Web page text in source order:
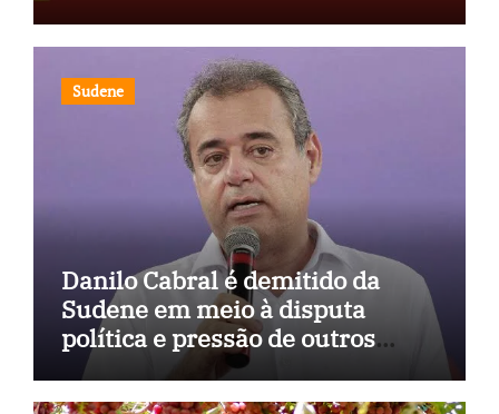
Sudene
Danilo Cabral é demitido da
Sudene em meio à disputa
política e pressão de outros
estados